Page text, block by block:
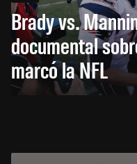
Brady vs.
documental
marcó la NFL